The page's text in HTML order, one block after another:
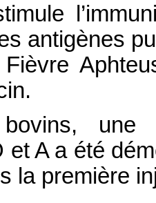
antigènes
une
et A a été
la première